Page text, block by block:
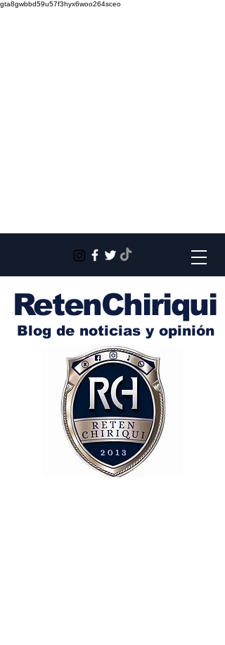
gta8gwbbd59u57f3hyx6woo264sceo
RetenChiriqui
Blog de noticias y opinión